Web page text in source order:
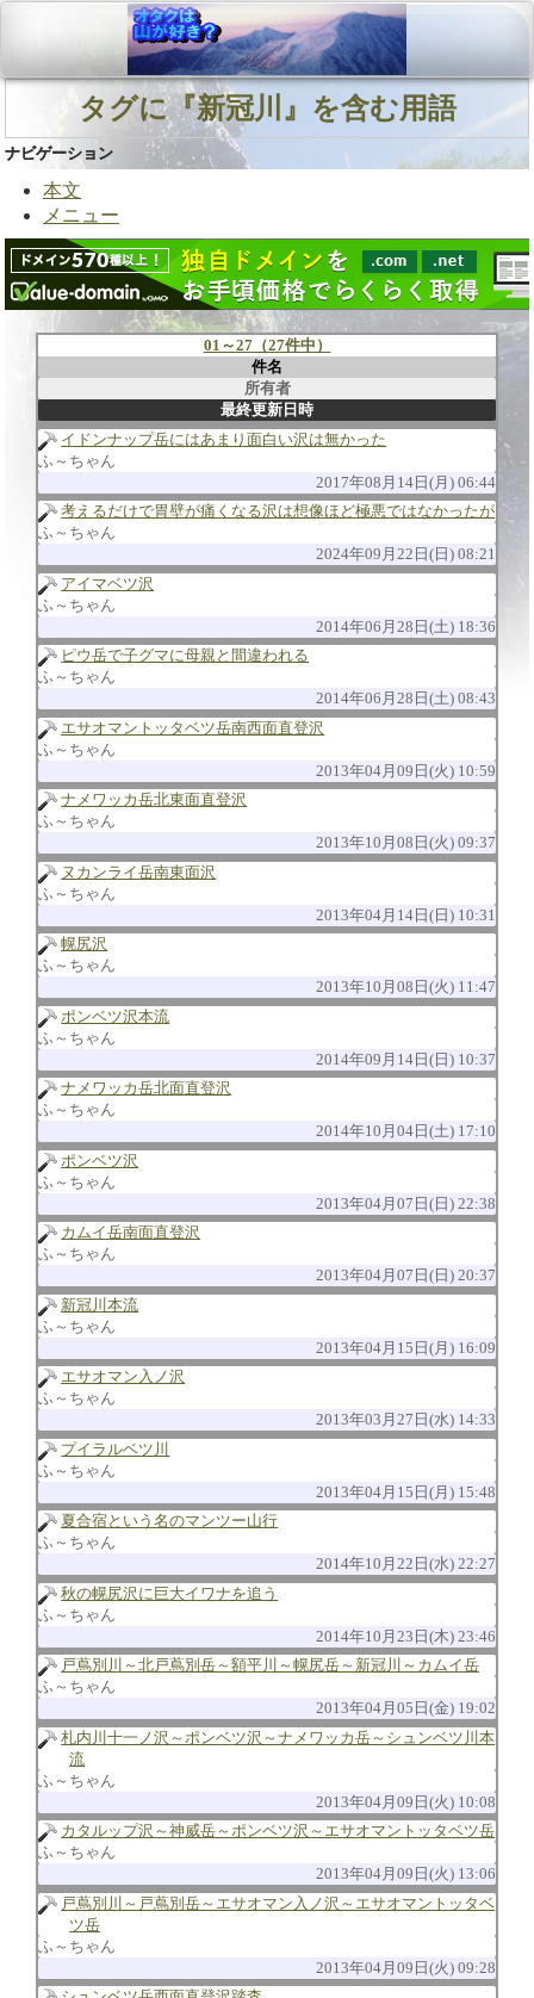
タグに『新冠川』を含む用語
ナビゲーション
本文
メニュー
01～27（27件中）
件名
所有者
最終更新日時
イドンナップ岳にはあまり面白い沢は無かった
ふ～ちゃん
2017年08月14日(月) 06:44
考えるだけで胃壁が痛くなる沢は想像ほど極悪ではなかったが
ふ～ちゃん
2024年09月22日(日) 08:21
アイマベツ沢
ふ～ちゃん
2014年06月28日(土) 18:36
ピウ岳で子グマに母親と間違われる
ふ～ちゃん
2014年06月28日(土) 08:43
エサオマントッタベツ岳南西面直登沢
ふ～ちゃん
2013年04月09日(火) 10:59
ナメワッカ岳北東面直登沢
ふ～ちゃん
2013年10月08日(火) 09:37
ヌカンライ岳南東面沢
ふ～ちゃん
2013年04月14日(日) 10:31
幌尻沢
ふ～ちゃん
2013年10月08日(火) 11:47
ポンベツ沢本流
ふ～ちゃん
2014年09月14日(日) 10:37
ナメワッカ岳北面直登沢
ふ～ちゃん
2014年10月04日(土) 17:10
ポンベツ沢
ふ～ちゃん
2013年04月07日(日) 22:38
カムイ岳南面直登沢
ふ～ちゃん
2013年04月07日(日) 20:37
新冠川本流
ふ～ちゃん
2013年04月15日(月) 16:09
エサオマン入ノ沢
ふ～ちゃん
2013年03月27日(水) 14:33
プイラルベツ川
ふ～ちゃん
2013年04月15日(月) 15:48
夏合宿という名のマンツー山行
ふ～ちゃん
2014年10月22日(水) 22:27
秋の幌尻沢に巨大イワナを追う
ふ～ちゃん
2014年10月23日(木) 23:46
戸蔦別川～北戸蔦別岳～額平川～幌尻岳～新冠川～カムイ岳
ふ～ちゃん
2013年04月05日(金) 19:02
札内川十一ノ沢～ポンベツ沢～ナメワッカ岳～シュンベツ川本
流
ふ～ちゃん
2013年04月09日(火) 10:08
カタルップ沢～神威岳～ポンベツ沢～エサオマントッタベツ岳
ふ～ちゃん
2013年04月09日(火) 13:06
戸蔦別川～戸蔦別岳～エサオマン入ノ沢～エサオマントッタベ
ツ岳
ふ～ちゃん
2013年04月09日(火) 09:28